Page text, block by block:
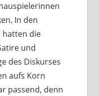
In den
hatten die
und
des Diskurses
aufs Korn
passend, denn